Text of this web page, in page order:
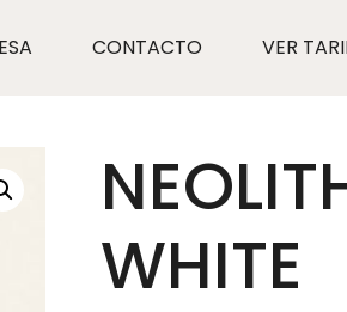
CONTACTO VER
WHITE